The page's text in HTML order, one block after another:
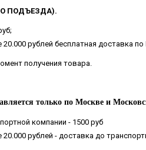
ПОДЪЕЗДА).
рублей бесплатная доставка
получения товара.
только по Москве и
компании - 1500 руб
рублей - доставка до